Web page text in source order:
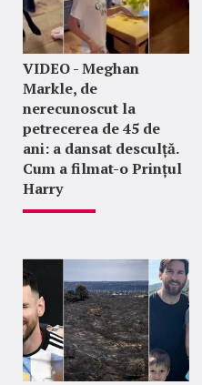
VIDEO - Meghan
Markle, de
nerecunoscut la
petrecerea de 45 de
ani: a dansat desculță.
Cum a filmat-o Prințul
Harry